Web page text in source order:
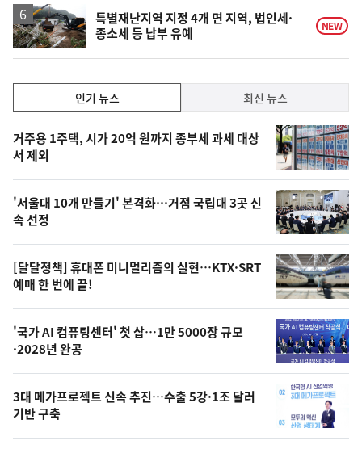
특별재난지역 지정 4개 면 지역, 법인세·
종소세 등 납부 유예
NEW
기,
최
신,
오
늘
의
영
상
오
의
사
진
인기 뉴스 최신 뉴스
인
기
뉴
스
거주용 1주택, 시가 20억 원까지 종부세 과세 대상
서 제외
'서울대 10개 만들기' 본격화…거점 국립대 3곳 신
속 선정
[달달정책] 휴대폰 미니멀리즘의 실현…KTX·SRT
예매 한 번에 끝!
'국가 AI 컴퓨팅센터' 첫 삽…1만 5000장 규모
·2028년 완공
3대 메가프로젝트 신속 추진…수출 5강·1조 달러
기반 구축